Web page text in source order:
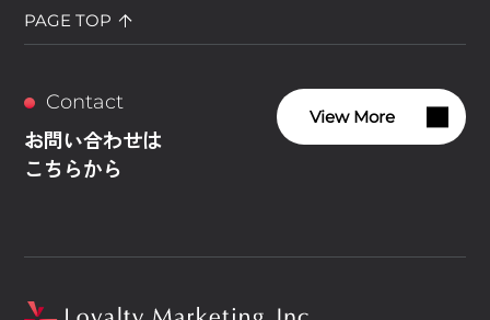
PAGE TOP
Contact
お問い合わせは
こちらから
View More